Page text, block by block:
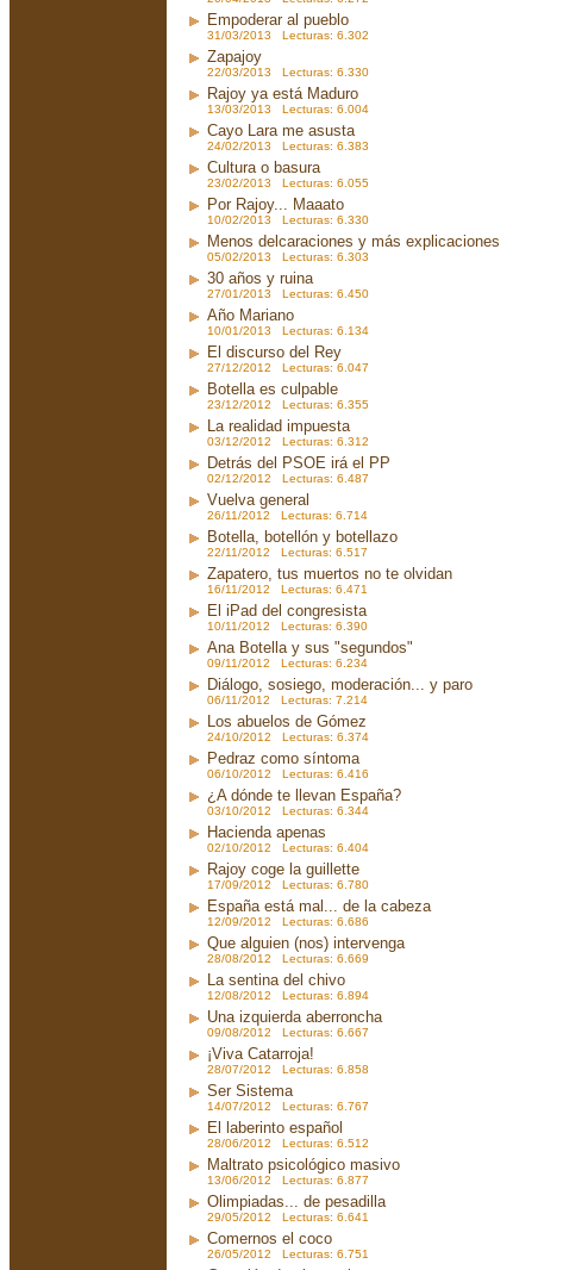
Empoderar al pueblo
31/03/2013 Lecturas: 6.302
Zapajoy
22/03/2013 Lecturas: 6.330
Rajoy ya está Maduro
13/03/2013 Lecturas: 6.004
Cayo Lara me asusta
24/02/2013 Lecturas: 6.383
Cultura o basura
23/02/2013 Lecturas: 6.055
Por Rajoy... Maaato
10/02/2013 Lecturas: 6.330
Menos delcaraciones y más explicaciones
05/02/2013 Lecturas: 6.303
30 años y ruina
27/01/2013 Lecturas: 6.450
Año Mariano
10/01/2013 Lecturas: 6.134
El discurso del Rey
27/12/2012 Lecturas: 6.047
Botella es culpable
23/12/2012 Lecturas: 6.355
La realidad impuesta
03/12/2012 Lecturas: 6.312
Detrás del PSOE irá el PP
02/12/2012 Lecturas: 6.487
Vuelva general
26/11/2012 Lecturas: 6.714
Botella, botellón y botellazo
22/11/2012 Lecturas: 6.517
Zapatero, tus muertos no te olvidan
16/11/2012 Lecturas: 6.471
El iPad del congresista
10/11/2012 Lecturas: 6.390
Ana Botella y sus "segundos"
09/11/2012 Lecturas: 6.234
Diálogo, sosiego, moderación... y paro
06/11/2012 Lecturas: 7.214
Los abuelos de Gómez
24/10/2012 Lecturas: 6.374
Pedraz como síntoma
06/10/2012 Lecturas: 6.416
¿A dónde te llevan España?
03/10/2012 Lecturas: 6.344
Hacienda apenas
02/10/2012 Lecturas: 6.404
Rajoy coge la guillette
17/09/2012 Lecturas: 6.780
España está mal... de la cabeza
12/09/2012 Lecturas: 6.686
Que alguien (nos) intervenga
28/08/2012 Lecturas: 6.669
La sentina del chivo
12/08/2012 Lecturas: 6.894
Una izquierda aberroncha
09/08/2012 Lecturas: 6.667
¡Viva Catarroja!
28/07/2012 Lecturas: 6.858
Ser Sistema
14/07/2012 Lecturas: 6.767
El laberinto español
28/06/2012 Lecturas: 6.512
Maltrato psicológico masivo
13/06/2012 Lecturas: 6.877
Olimpiadas... de pesadilla
29/05/2012 Lecturas: 6.641
Comernos el coco
26/05/2012 Lecturas: 6.751